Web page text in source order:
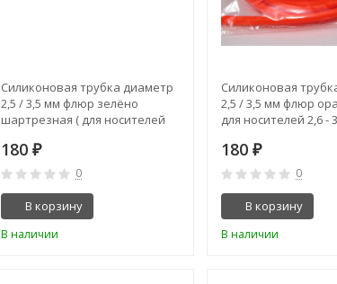
Силиконовая трубка диаметр
2,5 / 3,5 мм флюр зелёно
шартрезная ( для носителей
180 ₽
0
В корзину
В наличии
Силиконовая
2,5 / 3,5 мм флюр
для носителей 2,6 -
180 ₽
0
В корзину
В наличии